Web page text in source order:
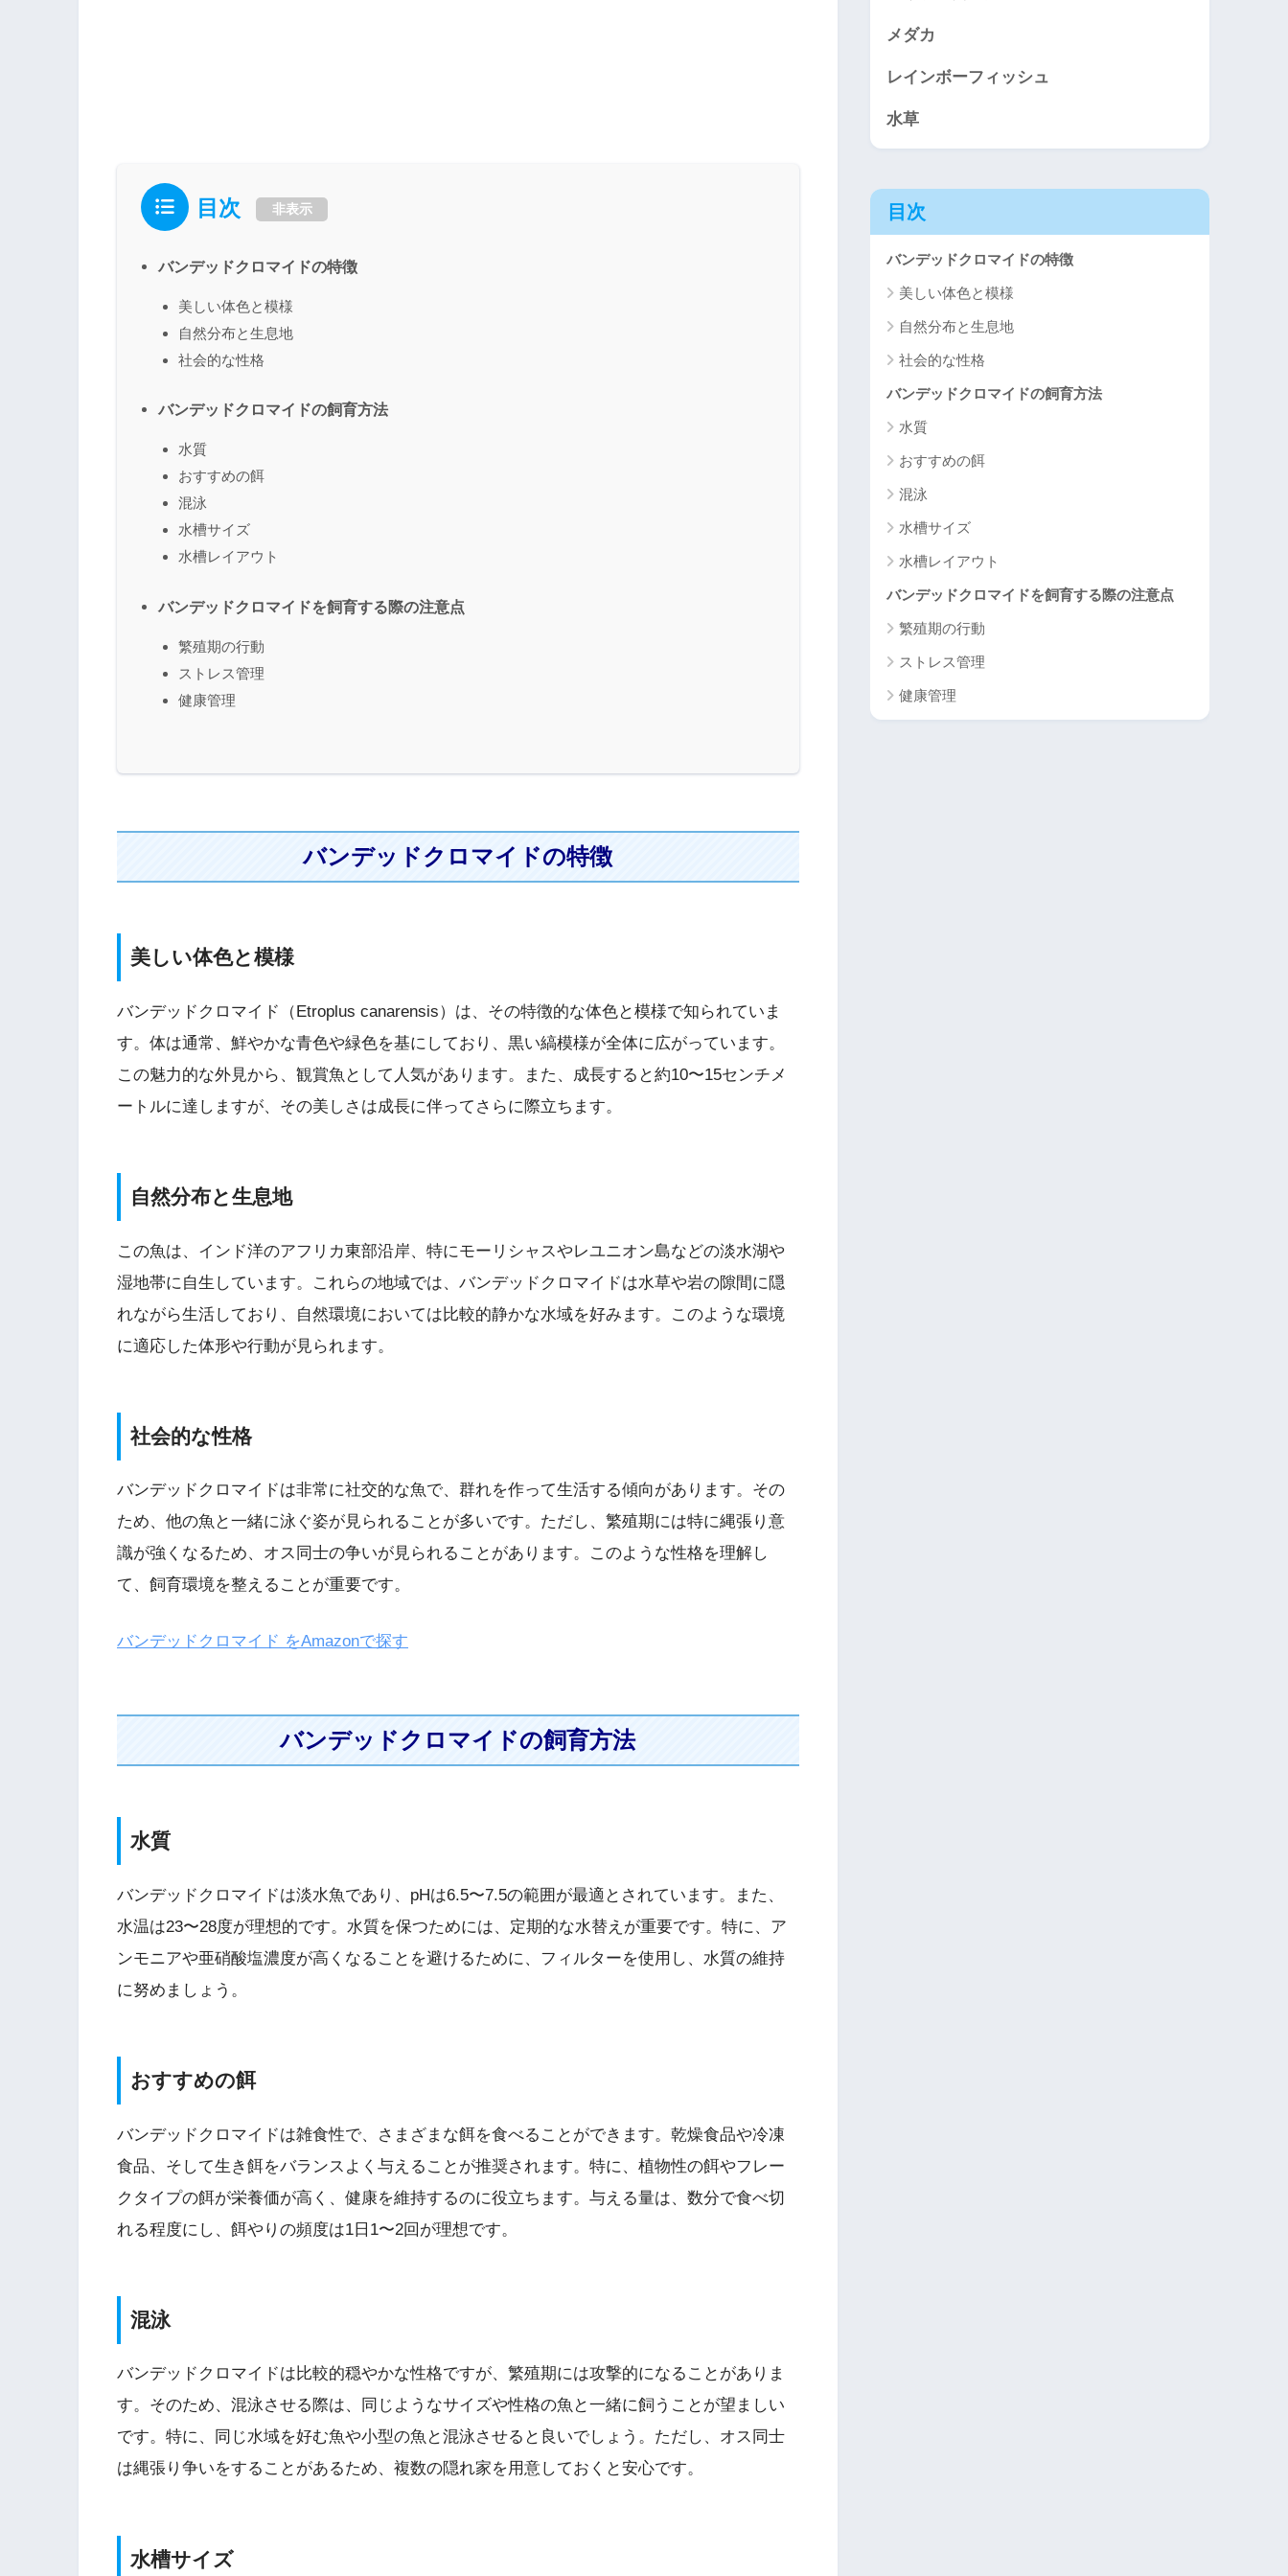
目次 非表示
バンデッドクロマイドの特徴
美しい体色と模様
自然分布と生息地
社会的な性格
バンデッドクロマイドの飼育方法
水質
おすすめの餌
混泳
水槽サイズ
水槽レイアウト
バンデッドクロマイドを飼育する際の注意点
繁殖期の行動
ストレス管理
健康管理
バンデッドクロマイドの特徴
美しい体色と模様
バンデッドクロマイド（Etroplus canarensis）は、その特徴的な体色と模様で知られていま
す。体は通常、鮮やかな青色や緑色を基にしており、黒い縞模様が全体に広がっています。
この魅力的な外見から、観賞魚として人気があります。また、成長すると約10〜15センチメ
ートルに達しますが、その美しさは成長に伴ってさらに際立ちます。
自然分布と生息地
この魚は、インド洋のアフリカ東部沿岸、特にモーリシャスやレユニオン島などの淡水湖や
湿地帯に自生しています。これらの地域では、バンデッドクロマイドは水草や岩の隙間に隠
れながら生活しており、自然環境においては比較的静かな水域を好みます。このような環境
に適応した体形や行動が見られます。
社会的な性格
バンデッドクロマイドは非常に社交的な魚で、群れを作って生活する傾向があります。その
ため、他の魚と一緒に泳ぐ姿が見られることが多いです。ただし、繁殖期には特に縄張り意
識が強くなるため、オス同士の争いが見られることがあります。このような性格を理解し
て、飼育環境を整えることが重要です。
バンデッドクロマイド をAmazonで探す
バンデッドクロマイドの飼育方法
水質
バンデッドクロマイドは淡水魚であり、pHは6.5〜7.5の範囲が最適とされています。また、
水温は23〜28度が理想的です。水質を保つためには、定期的な水替えが重要です。特に、ア
ンモニアや亜硝酸塩濃度が高くなることを避けるために、フィルターを使用し、水質の維持
に努めましょう。
おすすめの餌
バンデッドクロマイドは雑食性で、さまざまな餌を食べることができます。乾燥食品や冷凍
食品、そして生き餌をバランスよく与えることが推奨されます。特に、植物性の餌やフレー
クタイプの餌が栄養価が高く、健康を維持するのに役立ちます。与える量は、数分で食べ切
れる程度にし、餌やりの頻度は1日1〜2回が理想です。
混泳
バンデッドクロマイドは比較的穏やかな性格ですが、繁殖期には攻撃的になることがありま
す。そのため、混泳させる際は、同じようなサイズや性格の魚と一緒に飼うことが望ましい
です。特に、同じ水域を好む魚や小型の魚と混泳させると良いでしょう。ただし、オス同士
は縄張り争いをすることがあるため、複数の隠れ家を用意しておくと安心です。
水槽サイズ
メダカ
レインボーフィッシュ
水草
目次
バンデッドクロマイドの特徴
美しい体色と模様
自然分布と生息地
社会的な性格
バンデッドクロマイドの飼育方法
水質
おすすめの餌
混泳
水槽サイズ
水槽レイアウト
バンデッドクロマイドを飼育する際の注意点
繁殖期の行動
ストレス管理
健康管理